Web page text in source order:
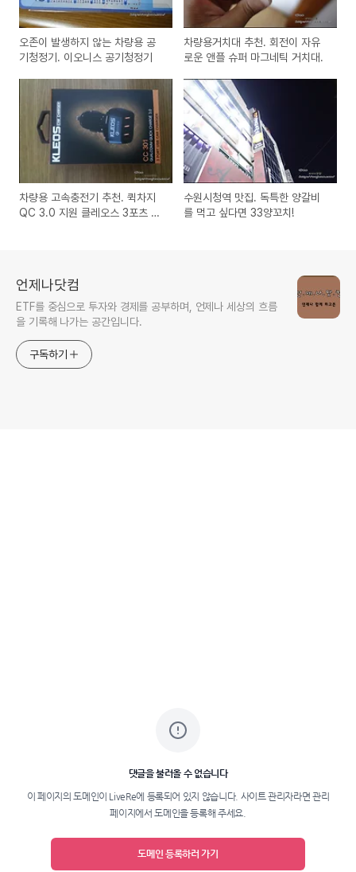
오존이 발생하지 않는 차량용 공
기청정기. 이오니스 공기청정기
차량용거치대 추천. 회전이 자유
로운 앤플 슈퍼 마그네틱 거치대.
차량용 고속충전기 추천. 퀵차지
QC 3.0 지원 클레오스 3포츠 충
수원시청역 맛집. 독특한 양갈비
를 먹고 싶다면 33양꼬치!
언제나닷컴
ETF를 중심으로 투자와 경제를 공부하며, 언제나 세상의 흐름
을 기록해 나가는 공간입니다.
구독하기